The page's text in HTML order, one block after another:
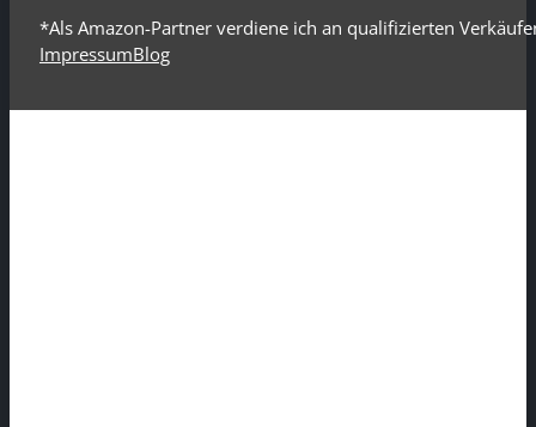
*Als Amazon-Partner verdiene ich an qualifizierten
ImpressumBlog